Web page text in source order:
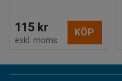
115 kr
exkl. moms
KÖP